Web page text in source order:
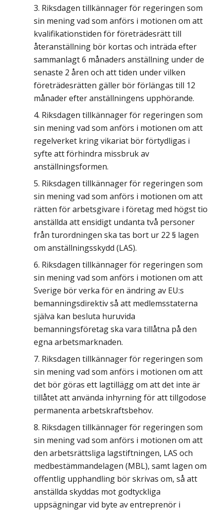
Riksdagen tillkännager för regeringen som
sin mening vad som anförs i motionen om att
kvalifikationstiden för företrädesrätt till
återanställning bör kortas och inträda efter
sammanlagt 6 månaders anställning under de
senaste 2 åren och att tiden under vilken
företrädesrätten gäller bör förlängas till 12
månader efter anställningens upphörande.
Riksdagen tillkännager för regeringen som
sin mening vad som anförs i motionen om att
regelverket kring vikariat bör förtydligas i
syfte att förhindra missbruk av
anställningsformen.
Riksdagen tillkännager för regeringen som
sin mening vad som anförs i motionen om att
rätten för arbetsgivare i företag med högst tio
anställda att ensidigt undanta två personer
från turordningen ska tas bort ur 22 § lagen
om anställningsskydd (LAS).
Riksdagen tillkännager för regeringen som
sin mening vad som anförs i motionen om att
Sverige bör verka för en ändring av EU:s
bemanningsdirektiv så att medlemsstaterna
själva kan besluta huruvida
bemanningsföretag ska vara tillåtna på den
egna arbetsmarknaden.
Riksdagen tillkännager för regeringen som
sin mening vad som anförs i motionen om att
det bör göras ett lagtillägg om att det inte är
tillåtet att använda inhyrning för att tillgodose
permanenta arbetskraftsbehov.
Riksdagen tillkännager för regeringen som
sin mening vad som anförs i motionen om att
den arbetsrättsliga lagstiftningen, LAS och
medbestämmandelagen (MBL), samt lagen om
offentlig upphandling bör skrivas om, så att
anställda skyddas mot godtyckliga
uppsägningar vid byte av entreprenör i